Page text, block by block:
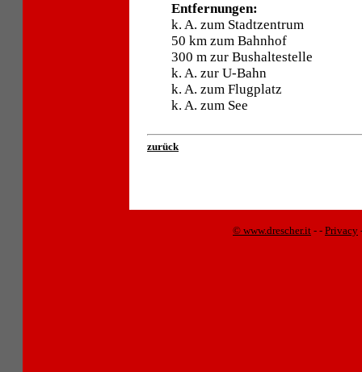
Entfernungen:
k. A. zum Stadtzentrum
50 km zum Bahnhof
300 m zur Bushaltestelle
k. A. zur U-Bahn
k. A. zum Flugplatz
k. A. zum See
zurück
© www.drescher.it - - Privacy